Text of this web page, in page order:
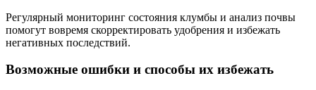
Регулярный мониторинг состояния клумбы и анализ почвы
помогут вовремя скорректировать удобрения и избежать
негативных последствий.
Возможные ошибки и способы их избежать